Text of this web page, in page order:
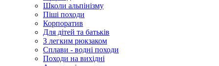
Школи альпінізму
Піші походи
Корпоратив
Для дітей та батьків
З легким рюкзаком
Сплави - водні походи
Походи на вихідні